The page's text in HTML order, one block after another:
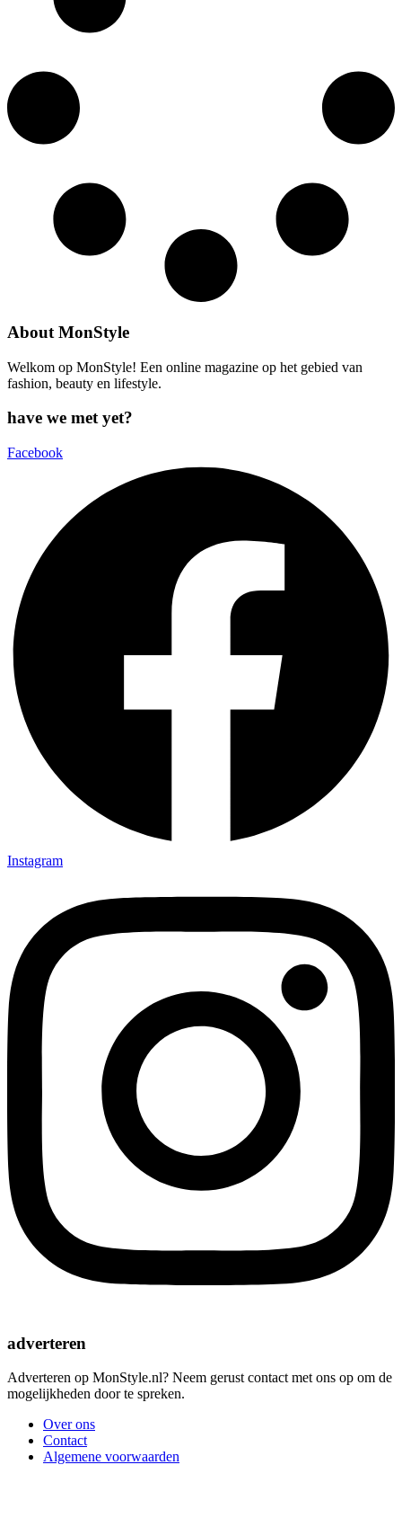
About MonStyle
Welkom op MonStyle! Een online magazine op het gebied van
fashion, beauty en lifestyle.
have we met yet?
Facebook
Instagram
adverteren
Adverteren op MonStyle.nl? Neem gerust contact met ons op om de
mogelijkheden door te spreken.
Over ons
Contact
Algemene voorwaarden